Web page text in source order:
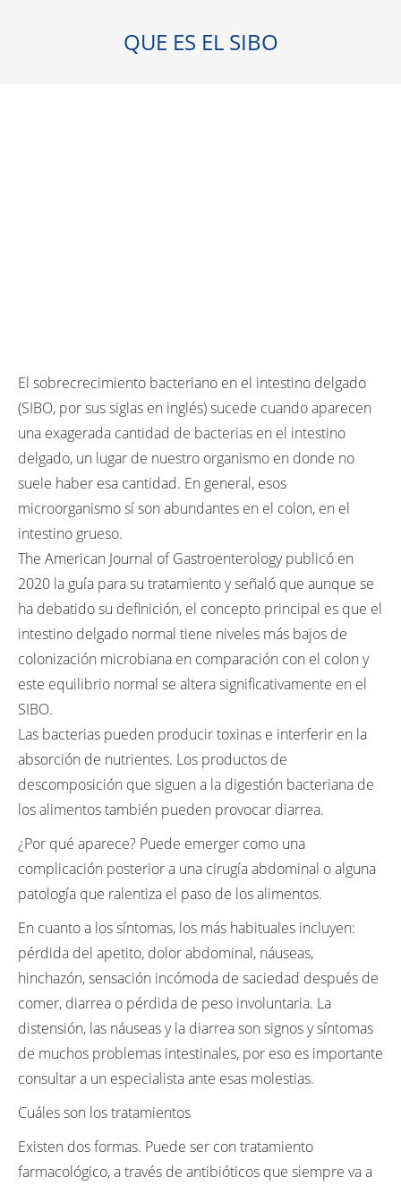
QUE ES EL SIBO
El sobrecrecimiento bacteriano en el intestino delgado
(SIBO, por sus siglas en inglés) sucede cuando aparecen
una exagerada cantidad de bacterias en el intestino
delgado, un lugar de nuestro organismo en donde no
suele haber esa cantidad. En general, esos
microorganismo sí son abundantes en el colon, en el
intestino grueso.
The American Journal of Gastroenterology publicó en
2020 la guía para su tratamiento y señaló que aunque se
ha debatido su definición, el concepto principal es que el
intestino delgado normal tiene niveles más bajos de
colonización microbiana en comparación con el colon y
este equilibrio normal se altera significativamente en el
SIBO.
Las bacterias pueden producir toxinas e interferir en la
absorción de nutrientes. Los productos de
descomposición que siguen a la digestión bacteriana de
los alimentos también pueden provocar diarrea.
¿Por qué aparece? Puede emerger como una
complicación posterior a una cirugía abdominal o alguna
patología que ralentiza el paso de los alimentos.
En cuanto a los síntomas, los más habituales incluyen:
pérdida del apetito, dolor abdominal, náuseas,
hinchazón, sensación incómoda de saciedad después de
comer, diarrea o pérdida de peso involuntaria. La
distensión, las náuseas y la diarrea son signos y síntomas
de muchos problemas intestinales, por eso es importante
consultar a un especialista ante esas molestias.
Cuáles son los tratamientos
Existen dos formas. Puede ser con tratamiento
farmacológico, a través de antibióticos que siempre va a